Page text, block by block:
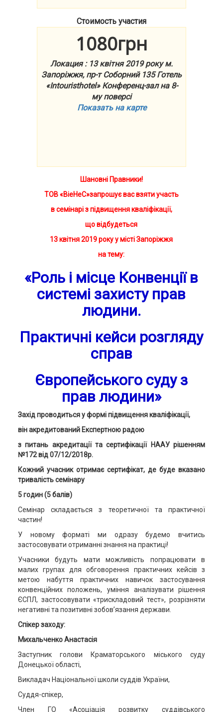
Стоимость участия
1080грн
Локация : 13 квітня 2019 року м.
Запоріжжя, пр-т Соборний 135 Готель
«Intouristhotel» Конференц-зал на 8-
му поверсі
Показать на карте
Шановні Правники!
ТОВ «ВіеНеС»запрошує вас взяти участь
в семінарі з підвищення кваліфікації,
що відбудеться
13квітня 2019 року у місті Запоріжжя
на тему:
«Роль і місце Конвенції в
системі захисту прав
людини.
Практичні кейси розгляду
справ
Європейського суду з
прав людини»
Захід проводиться у формі підвищення кваліфікації,
він акредитований Експертною радою
з питань акредитації та сертифікації НААУ рішенням
№172 від 07/12/2018р.
Кожний учасник отримає сертифікат, де буде вказано
тривалість семінару
5годин (5балів)
Семінар складається з теоретичної та практичної
частин!
У новому форматі ми одразу будемо вчитись
застосовувати отриманні знання на практиці!
Учасники будуть мати можливість попрацювати в
малих групах для обговорення практичних кейсів з
метою набуття практичних навичок застосування
конвенційних положень, уміння аналізувати рішення
ЄСПЛ, застосовувати «трискладовий тест», розрізняти
негативні та позитивні зобов’язання держави.
Спікер заходу:
Михальченко Анастасія
Заступник голови Краматорського міського суду
Донецької області,
Викладач Національної школи суддів України,
Суддя-спікер,
Член ГО «Асоціація розвитку суддівського